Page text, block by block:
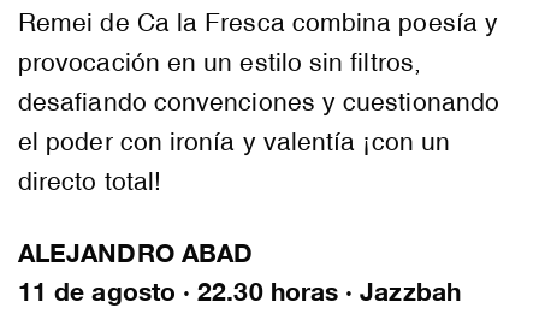
Remei de Ca la Fresca combina poesía y
provocación en un estilo sin filtros,
desafiando convenciones y cuestionando
el poder con ironía y valentía ¡con un
directo total!
ALEJANDRO ABAD
11 de agosto · 22.30 horas · Jazzbah